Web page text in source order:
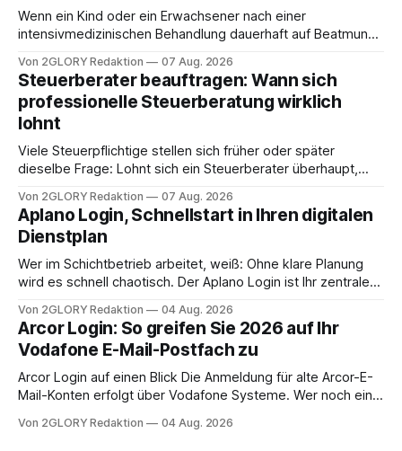
Wenn ein Kind oder ein Erwachsener nach einer
intensivmedizinischen Behandlung dauerhaft auf Beatmung
angewiesen ist, stellt sich für Familien eine schwierige
Frage: Muss die Versorgung dauerhaft in der Klinik bleiben –
oder ist ein Leben zu Hause möglich? Die außerklinische
Intensivpflege bietet genau diese Alternative: Sie
Von 2GLORY Redaktion 07 Aug. 2026
Steuerberater beauftragen: Wann sich
professionelle Steuerberatung wirklich
lohnt
Viele Steuerpflichtige stellen sich früher oder später
dieselbe Frage: Lohnt sich ein Steuerberater überhaupt,
erledigen? Die kurze Antwort: Bei einfachen
Einkommensverhältnissen reicht häufig eine Steuersoftware
aus – sobald jedoch mehrere Einkunftsarten
zusammentreffen oder größere finanzielle Veränderungen
anstehen, zahlt sich professionelle Unterstützung meist
Von 2GLORY Redaktion 07 Aug. 2026
Aplano Login, Schnellstart in Ihren digitalen
Dienstplan
Wer im Schichtbetrieb arbeitet, weiß: Ohne klare Planung
wird es schnell chaotisch. Der Aplano Login ist Ihr zentraler
abwesenheiten und die gesamte kommunikation rund um
Ihr personal digital zu organisieren. In diesem Leitfaden
erfahren Sie alles, was Sie für einen reibungslosen Einstieg
brauchen, von der Registrierung
Von 2GLORY Redaktion 04 Aug. 2026
Arcor Login: So greifen Sie 2026 auf Ihr
Vodafone E-Mail-Postfach zu
Arcor Login auf einen Blick Die Anmeldung für alte Arcor-E-
Mail-Konten erfolgt über Vodafone Systeme. Wer noch eine
besitzt, loggt sich heute über das Vodafone E-Mail & Cloud
Von 2GLORY Redaktion 04 Aug. 2026